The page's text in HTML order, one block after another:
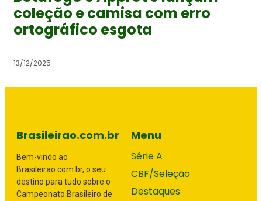
coleção e camisa com erro
ortográfico esgota
13/12/2025
Brasileirao.com.br
Bem-vindo ao
Brasileirao.com.br, o seu
destino para tudo sobre o
Campeonato Brasileiro de
Menu
Série A
CBF/Seleção
Destaques